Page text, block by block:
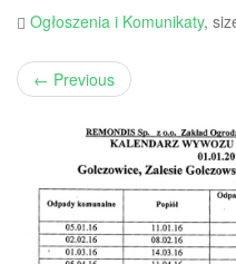
Ogłoszenia i Komunikaty,
← Previous